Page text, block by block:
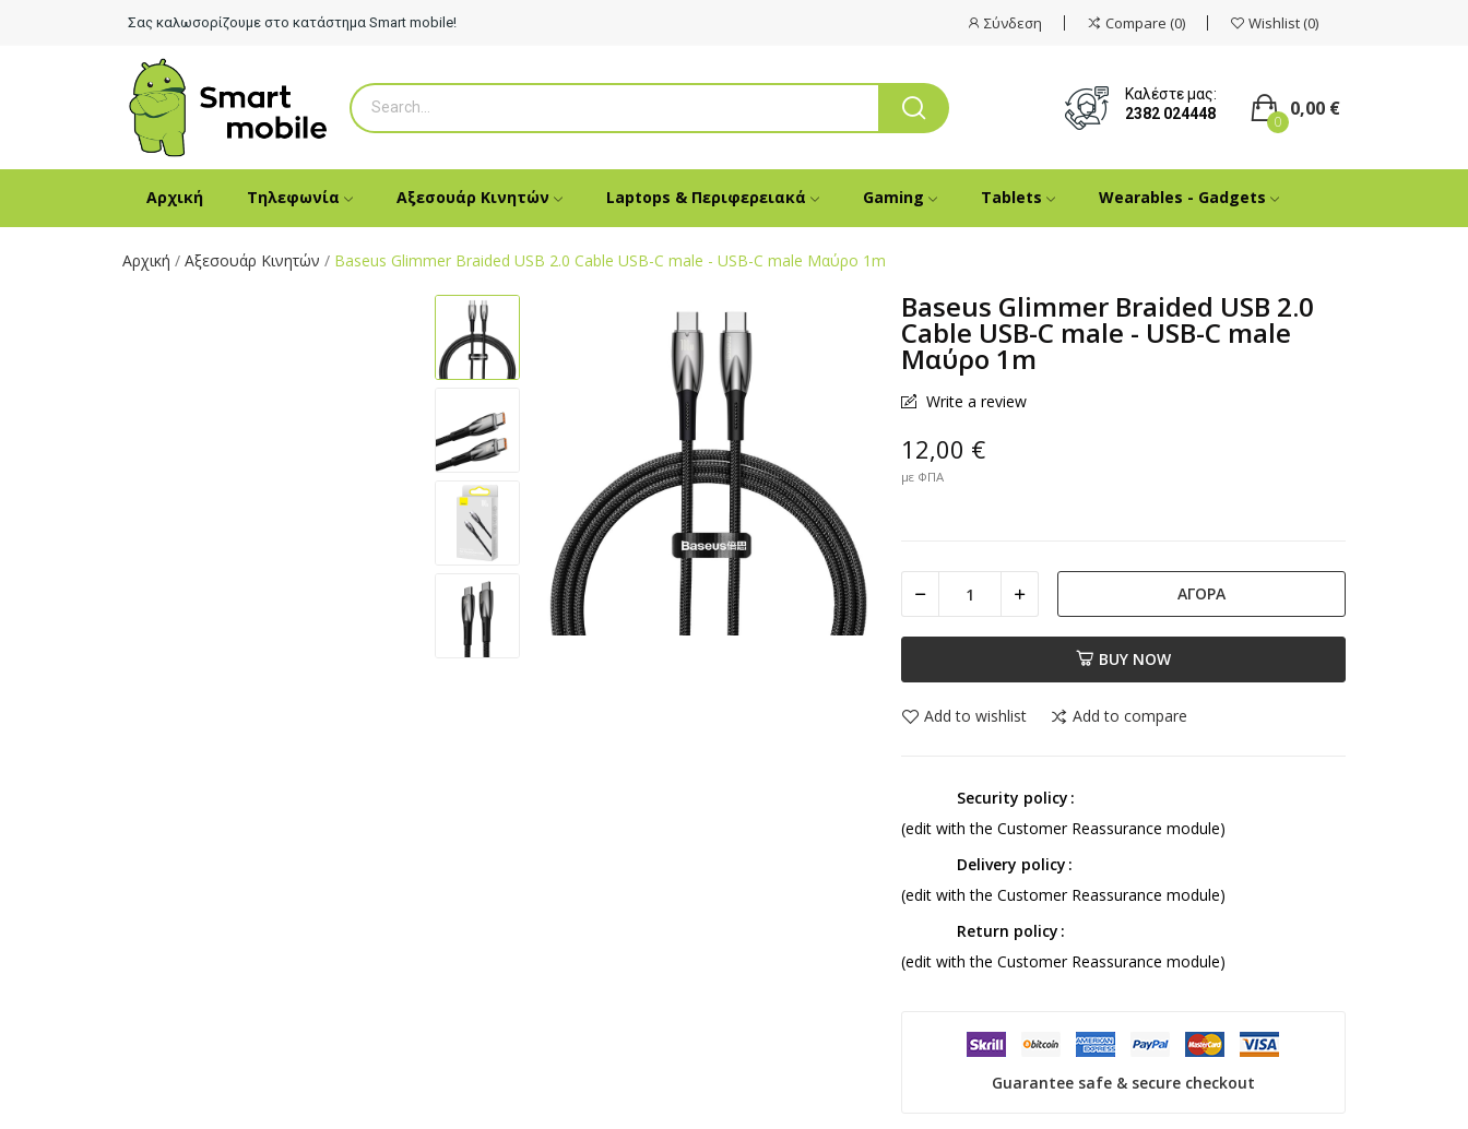
Σας καλωσορίζουμε στο κατάστημα Smart mobile! Σύνδεση Compare 0 Wishlist 0
Καλέστε μας:
2382 024448
0,00 €
0
Αρχική Τηλεφωνία Αξεσουάρ Κινητών Laptops & Περιφερειακά Gaming Tablets Wearables - Gadgets
Αρχική Αξεσουάρ Κινητών Baseus Glimmer Braided USB 2.0 Cable USB-C male - USB-C male Μαύρο 1m
Baseus Glimmer Braided USB 2.0
Cable USB-C male - USB-C male
Μαύρο 1m
Write a review
12,00 €
με ΦΠΑ
ΑΓΟΡΆ
BUY NOW
Add to wishlist Add to compare
Security policy
(edit with the Customer Reassurance module)
Delivery policy
(edit with the Customer Reassurance module)
Return policy
(edit with the Customer Reassurance module)
Guarantee safe & secure checkout